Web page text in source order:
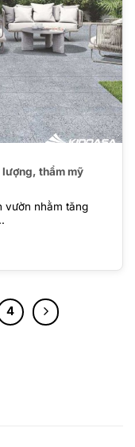
lượng, thẩm mỹ
vườn nhằm tăng
4